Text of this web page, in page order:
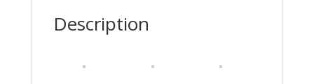
Description